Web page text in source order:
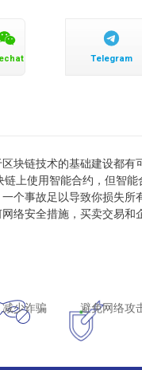
Telegram
块链技术的基础建设都有
上使用智能合约，但智能
个事故足以导致你损失所
络安全措施，买卖交易和
减少诈骗 避免网络攻